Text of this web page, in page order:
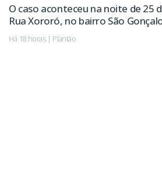
O caso aconteceu na noite de 25
Rua Xororó, no bairro São
Há 18 horas | Plantão